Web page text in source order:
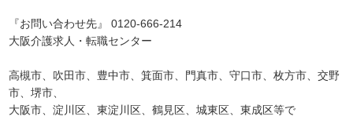
『お問い合わせ先』 0120-666-214
大阪介護求人・転職センター
高槻市、吹田市、豊中市、箕面市、門真市、守口市、枚方市、交野
市、堺市、
大阪市、淀川区、東淀川区、鶴見区、城東区、東成区等で